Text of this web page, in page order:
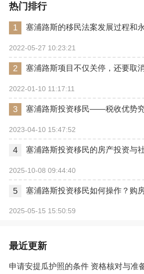
热门排行
1 塞浦路斯的移民法案发展过程和
2022-05-27 10:23:21
2 塞浦路斯项目不仅关停，还要取
2022-01-10 11:17:11
3 塞浦路斯投资移民——税收优势
2023-04-10 15:47:52
4 塞浦路斯投资移民的房产投资与
2025-10-08 09:44:40
5
2025-05-15 15:50:59
最近更新
申请安提瓜护照的条件 资格核对与准